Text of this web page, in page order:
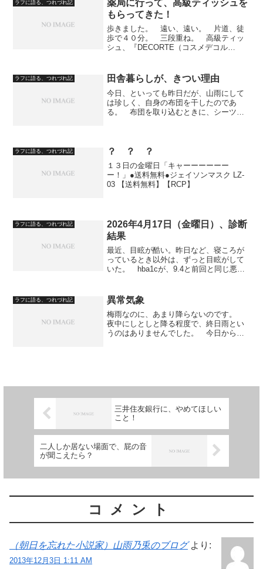
ラフに語る、つれづれ記
薬局に行って、高級ティッシュを
もらってきた！
歩きました。 遠い、遠い。 片道、徒
歩で４０分。 三段重ね。 高級ティッ
シュ、『DECORTE（コスメデコル
す。 ちょっと惚れています。「お大事
にしてください」 と言われ...
ラフに語る、つれづれ記 田舎暮らしが、きつい理由
今日、といっても昨日だが、山雨にして
は珍しく、自身の布団を干したのであ
る。 布団を取り込むときに、シーツな
が（笑）） ここからは、追記に...
ラフに語る、つれづれ記 ？ ？ ？
１３日の金曜日「キャーーーーーー
ー！」●送料無料●ジェイソンマスク LZ-
03 【送料無料】【RCP】
ラフに語る、つれづれ記
2026年4月17日（金曜日）、診断
結果
最近、目眩が酷い。昨日など、寝ころが
っているとき以外は、ずっと目眩がして
いた。 hba1cが、9.4と前回と同じ悪い
せいだと言われました。 1日にウイスキ
ーボトル一...
ラフに語る、つれづれ記 異常気象
梅雨なのに、あまり降らないのです。
夜中にしとしと降る程度で、終日雨とい
うのはありませんでした。 今日から学
三井住友銀行に、やめてほしい
こと！
二人しか居ない場面で、屁の音
が聞こえたら？
コメント
（朝日を忘れた小説家）山雨乃兎のブログ より:
2013年12月3日 1:11 AM